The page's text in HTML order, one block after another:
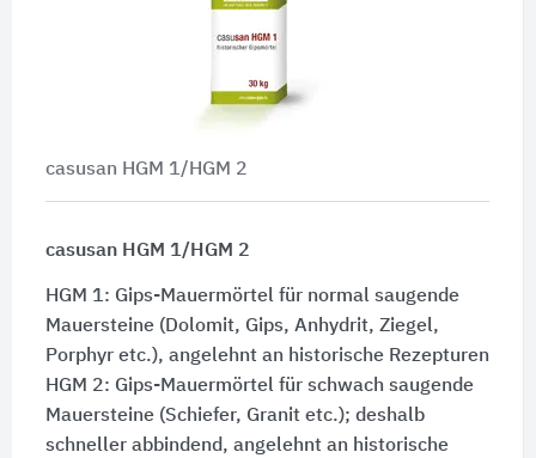
casusan HGM 1/HGM 2
casusan HGM 1/HGM 2
HGM 1: Gips-Mauermörtel für normal saugende
Mauersteine (Dolomit, Gips, Anhydrit, Ziegel,
Porphyr etc.), angelehnt an historische Rezepturen
HGM 2: Gips-Mauermörtel für schwach saugende
Mauersteine (Schiefer, Granit etc.); deshalb
schneller abbindend, angelehnt an historische